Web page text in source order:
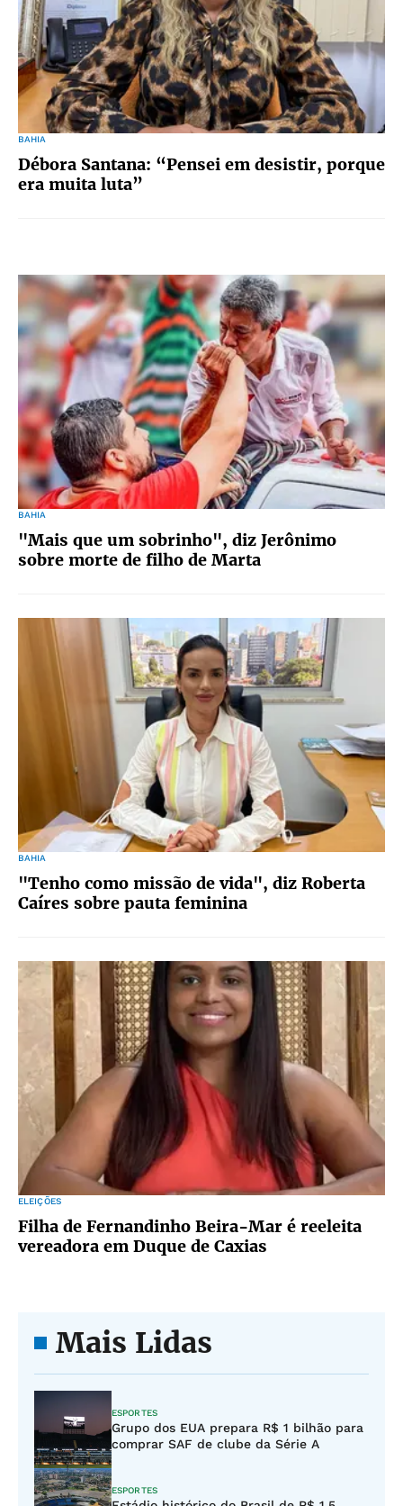
BAHIA
Débora Santana: “Pensei em desistir, porque
era muita luta”
BAHIA
"Mais que um sobrinho", diz Jerônimo
sobre morte de filho de Marta
BAHIA
"Tenho como missão de vida", diz Roberta
Caíres sobre pauta feminina
ELEIÇÕES
Filha de Fernandinho Beira-Mar é reeleita
vereadora em Duque de Caxias
Mais Lidas
ESPORTES
Grupo dos EUA prepara R$ 1 bilhão para
comprar SAF de clube da Série A
ESPORTES